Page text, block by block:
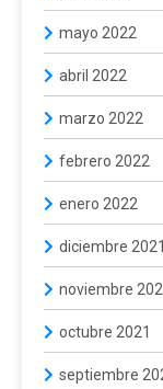
mayo 2022
abril 2022
marzo 2022
febrero 2022
enero 2022
diciembre 2021
noviembre
octubre 2021
septiembre